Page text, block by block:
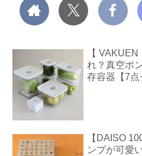
【
れ？真空ポ
存容器【7点
【DAISO
ンプが可愛